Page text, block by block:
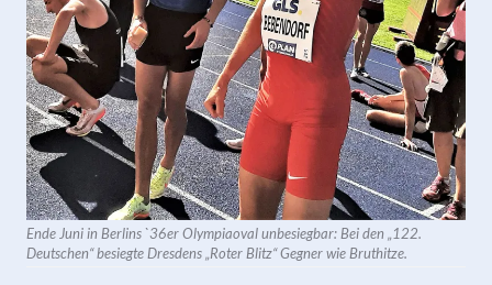
Ende Juni in Berlins `36er Olympiaoval unbesiegbar: Bei den „122.
Deutschen“ besiegte Dresdens „Roter Blitz“ Gegner wie Bruthitze.